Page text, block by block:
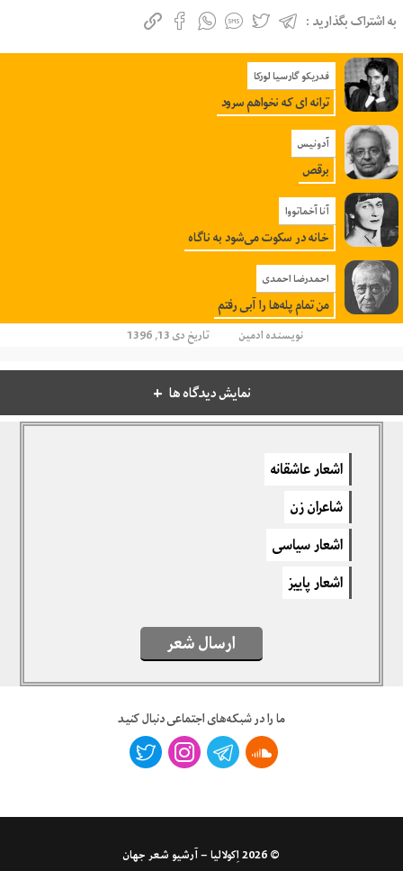
به اشتراک بگذارید :
فدریکو گارسیا لورکا
ترانه ای که نخواهم سرود
آدونیس
برقص
آنا آخماتووا
خانه در سکوت می‌شود به ناگاه
احمدرضا احمدی
من تمام پله‌ها را آبی رفتم
نویسندهادمین تاریخ دی 13, 1396
نمایش دیدگاه ها
دیدگاهتان را بنویسید
برای نوشتن دیدگاه باید
این شعر مال امیلی دیکنسون نیست ،
برای پاسخ دادن وارد شوید
خیلی ممنون پریا. اصلاح گردید.
اشعار عاشقانه
شاعران زن
اشعار سیاسی
اشعار پاییز
ارسال شعر
ما را در شبکه‌های اجتماعی دنبال کنید
© 2026 اِکولالیا – آرشیو شعر جهان